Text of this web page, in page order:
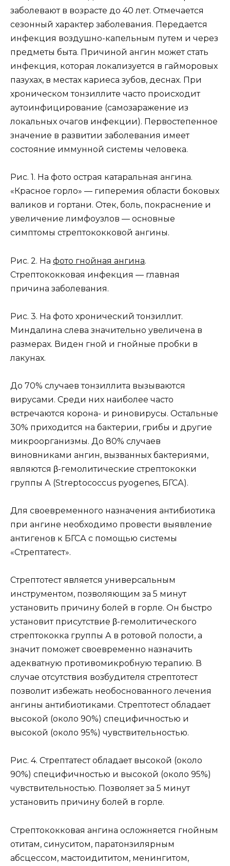
заболевают в возрасте до 40 лет. Отмечается
сезонный характер заболевания. Передается
инфекция воздушно-капельным путем и через
предметы быта. Причиной ангин может стать
инфекция, которая локализуется в гайморовых
пазухах, в местах кариеса зубов, деснах. При
хроническом тонзиллите часто происходит
аутоинфицирование (самозаражение из
локальных очагов инфекции). Первостепенное
значение в развитии заболевания имеет
состояние иммунной системы человека.
Рис. 1. На фото острая катаральная ангина.
«Красное горло» — гиперемия области боковых
валиков и гортани. Отек, боль, покраснение и
увеличение лимфоузлов — основные
симптомы стрептококковой ангины.
Рис. 2. На фото гнойная ангина.
Стрептококковая инфекция — главная
причина заболевания.
Рис. 3. На фото хронический тонзиллит.
Миндалина слева значительно увеличена в
размерах. Виден гной и гнойные пробки в
лакунах.
До 70% случаев тонзиллита вызываются
вирусами. Среди них наиболее часто
встречаются корона- и риновирусы. Остальные
30% приходится на бактерии, грибы и другие
микроорганизмы. До 80% случаев
виновниками ангин, вызванных бактериями,
являются β-гемолитические стрептококки
группы А (Streptococcus pyogenes, БГСА).
Для своевременного назначения антибиотика
при ангине необходимо провести выявление
антигенов к БГСА с помощью системы
«Стрептатест».
Стрептотест является универсальным
инструментом, позволяющим за 5 минут
установить причину болей в горле. Он быстро
установит присутствие β-гемолитического
стрептококка группы А в ротовой полости, а
значит поможет своевременно назначить
адекватную противомикробную терапию. В
случае отсутствия возбудителя стрептотест
позволит избежать необоснованного лечения
ангины антибиотиками. Стрептотест обладает
высокой (около 90%) специфичностью и
высокой (около 95%) чувствительностью.
Рис. 4. Стрептатест обладает высокой (около
90%) специфичностью и высокой (около 95%)
чувствительностью. Позволяет за 5 минут
установить причину болей в горле.
Стрептококковая ангина осложняется гнойным
отитам, синуситом, паратонзилярным
абсцессом, мастоидититом, менингитом,